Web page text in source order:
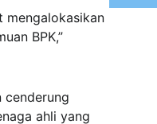
mengalokasikan
BPK,”
cenderung
ahli yang